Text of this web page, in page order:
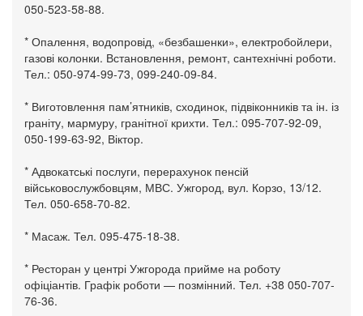
050-523-58-88.
* Опалення, водопровід, «безбашенки», електробойлери,
газові колонки. Встановлення, ремонт, сантехнічні роботи.
Тел.: 050-974-99-73, 099-240-09-84.
* Виготовлення пам’ятників, сходинок, підвіконників та ін. із
граніту, мармуру, гранітної крихти. Тел.: 095-707-92-09,
050-199-63-92, Віктор.
* Адвокатські послуги, перерахунок пенсій
військовослужбовцям, МВС. Ужгород, вул. Корзо, 13/12.
Тел. 050-658-70-82.
* Масаж. Тел. 095-475-18-38.
* Ресторан у центрі Ужгорода прийме на роботу
офіціантів. Графік роботи — позмінний. Тел. +38 050-707-
76-36.